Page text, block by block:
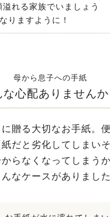
れる家族でいましょう
りますように！
母から息子への手紙
な心配ありませんか
贈る大切なお手紙。
だと劣化してしまい
らなくなってしまう
なケースがありました